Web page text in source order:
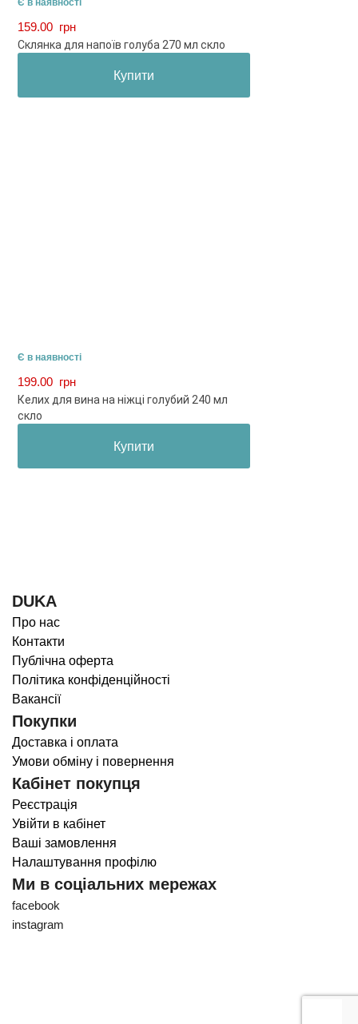
159.00 грн
Склянка для напоїв голуба 270 мл скло
Купити
Є в наявності
199.00 грн
Келих для вина на ніжці голубий 240 мл
скло
Купити
DUKA
Про нас
Контакти
Публічна оферта
Політика конфіденційності
Вакансії
Покупки
Доставка і оплата
Умови обміну і повернення
Кабінет покупця
Реєстрація
Увійти в кабінет
Ваші замовлення
Налаштування профілю
Ми в соціальних мережах
facebook
instagram